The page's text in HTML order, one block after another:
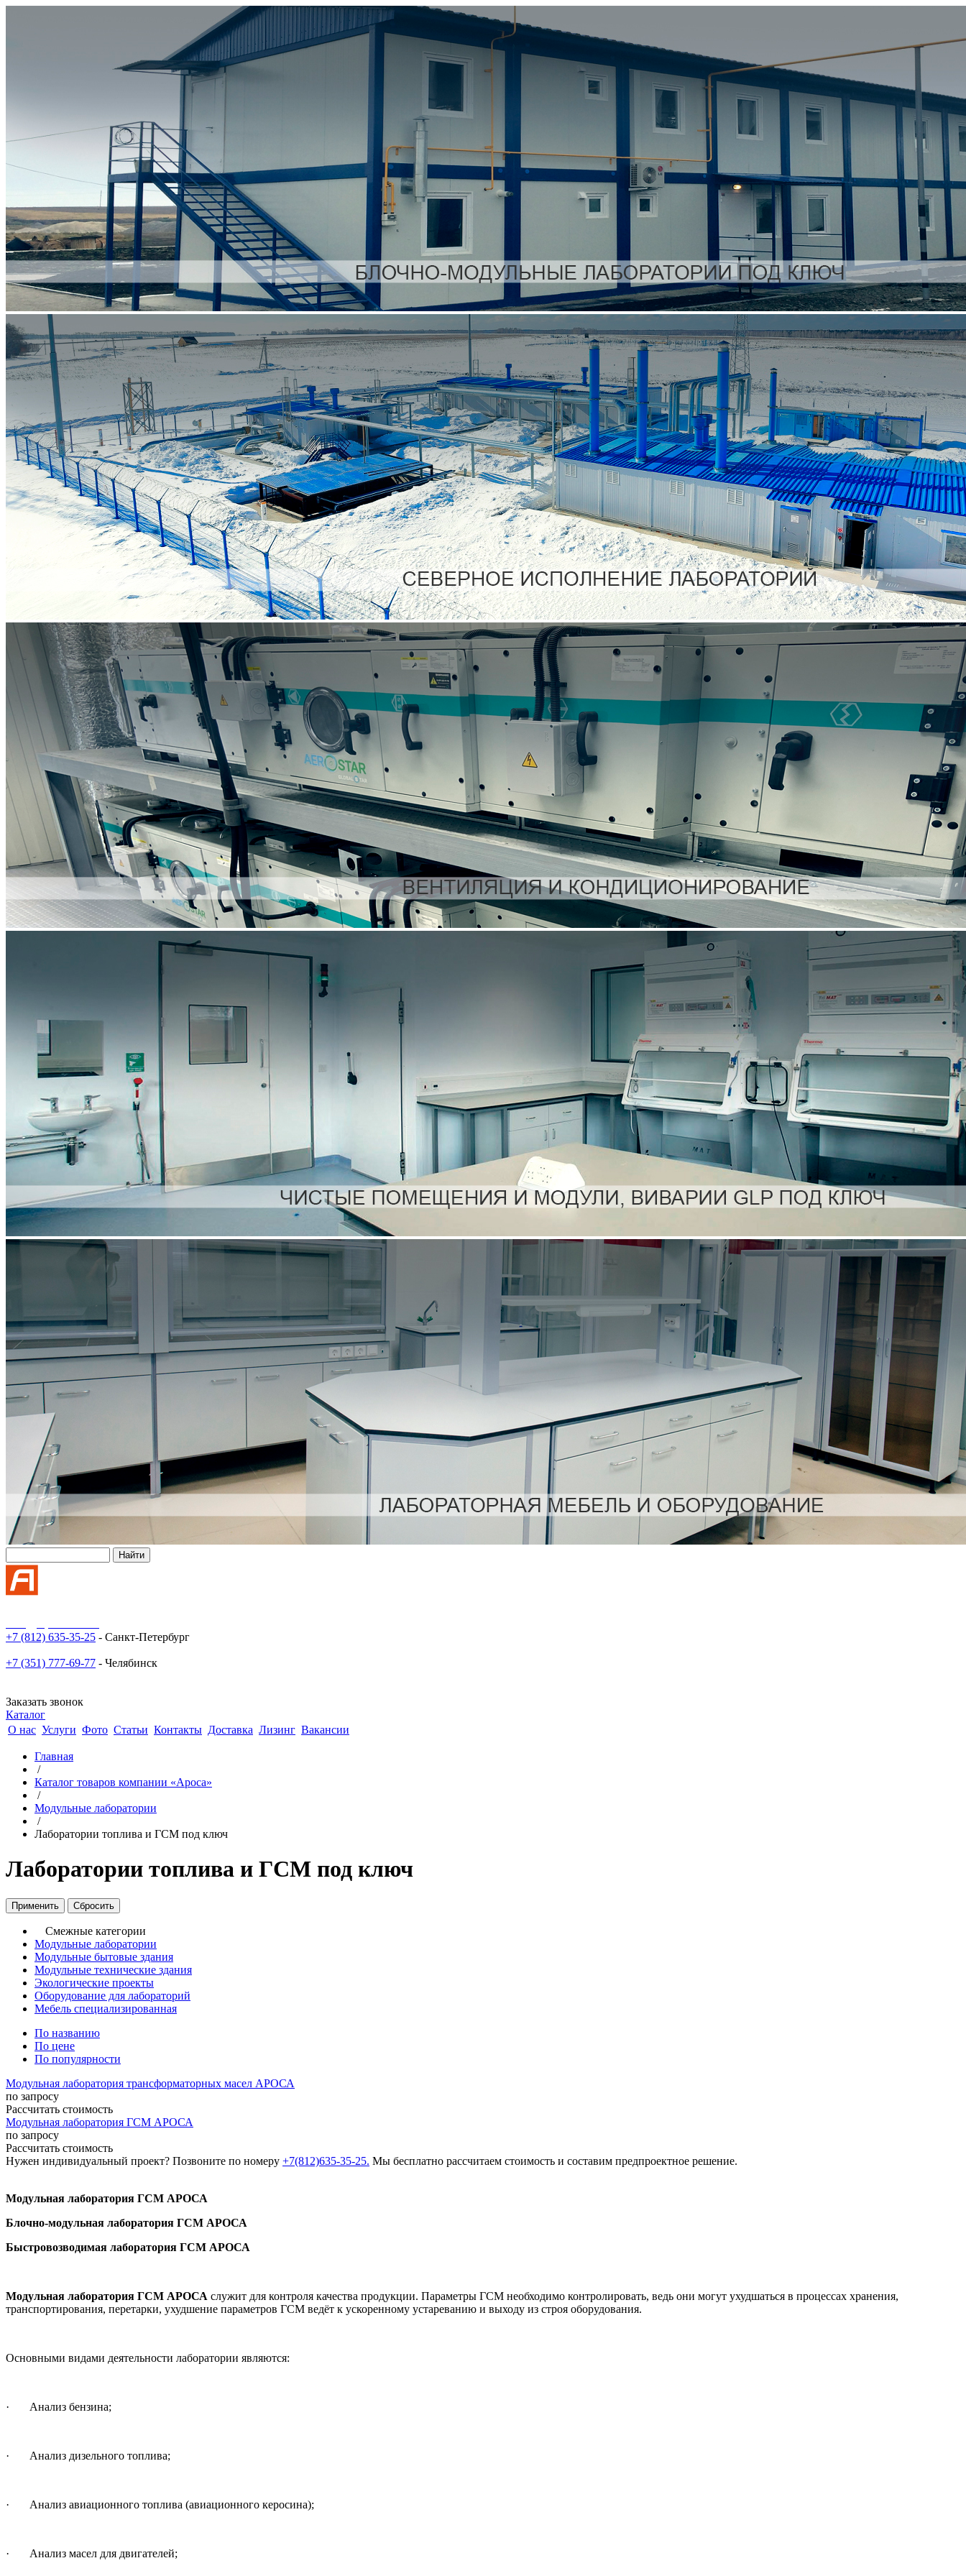
+7 (812) 635-35-25 - Санкт-Петербург
+7 (351) 777-69-77 - Челябинск
Заказать звонок
Каталог
О нас Услуги Фото Статьи Контакты Доставка Лизинг Вакансии
Главная
/
Каталог товаров компании «Ароса»
/
Модульные лаборатории
/
Лаборатории топлива и ГСМ под ключ
Лаборатории топлива и ГСМ под ключ
Смежные категории
Модульные лаборатории
Модульные бытовые здания
Модульные технические здания
Экологические проекты
Оборудование для лабораторий
Мебель специализированная
По названию
По цене
По популярности
Модульная лаборатория трансформаторных масел АРОСА
по запросу
Рассчитать стоимость
Модульная лаборатория ГСМ АРОСА
по запросу
Рассчитать стоимость
Нужен индивидуальный проект? Позвоните по номеру +7(812)635-35-25. Мы бесплатно рассчитаем стоимость и составим предпроектное решение.
Модульная лаборатория ГСМ АРОСА
Блочно-модульная лаборатория ГСМ АРОСА
Быстровозводимая лаборатория ГСМ АРОСА
Модульная лаборатория ГСМ АРОСА служит для контроля качества продукции. Параметры ГСМ необходимо контролировать, ведь они могут ухудшаться в процессах хранения,
транспортирования, перетарки, ухудшение параметров ГСМ ведёт к ускоренному устареванию и выходу из строя оборудования.
Основными видами деятельности лаборатории являются:
· Анализ бензина;
· Анализ дизельного топлива;
· Анализ авиационного топлива (авиационного керосина);
· Анализ масел для двигателей;